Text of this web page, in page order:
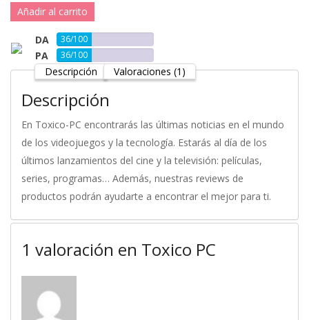
Añadir al carrito
DA 36/100
PA 36/100
Descripción Valoraciones (1)
Descripción
En Toxico-PC encontrarás las últimas noticias en el mundo
de los videojuegos y la tecnología. Estarás al día de los
últimos lanzamientos del cine y la televisión: películas,
series, programas… Además, nuestras reviews de
productos podrán ayudarte a encontrar el mejor para ti.
1 valoración en Toxico PC